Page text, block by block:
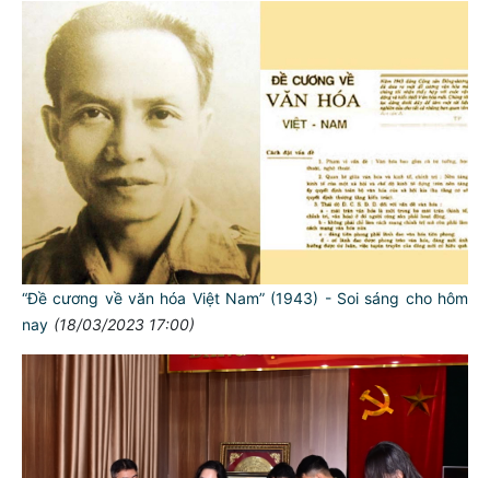
“Đề cương về văn hóa Việt Nam” (1943) - Soi sáng cho hôm
nay (18/03/2023 17:00)